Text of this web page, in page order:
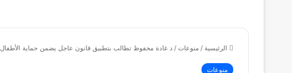
الرئيسية / منوعات / د غادة محفوظ تطالب بتطبيق قانون عاجل يضمن حماية الأطفال
منوعات